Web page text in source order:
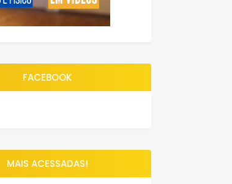
FACEBOOK
MAIS ACESSADAS!